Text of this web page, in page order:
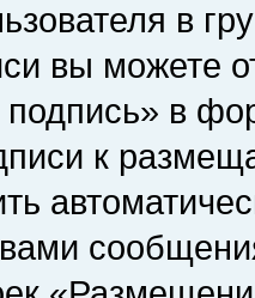
в
вы можете
в
к